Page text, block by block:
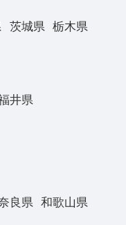
茨城県
栃木県
井県
良県 和歌山県